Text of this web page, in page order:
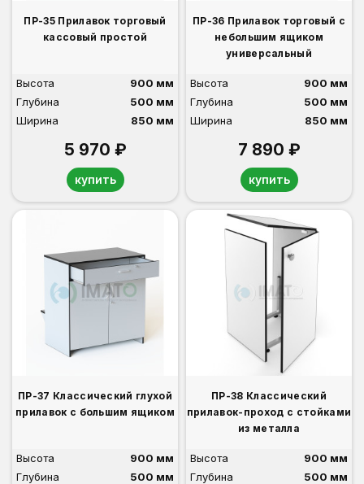
ПР-35 Прилавок торговый
кассовый простой
Высота
900 мм
Глубина
500 мм
Ширина
850 мм
5 970 ₽
купить
ПР-36 Прилавок торговый с
небольшим ящиком
универсальный
Высота
900 мм
Глубина
500 мм
Ширина
850 мм
7 890 ₽
купить
ПР-37 Классический глухой
прилавок с большим ящиком
Высота
900 мм
Глубина
500 мм
ПР-38 Классический
прилавок-проход с стойками
из металла
Высота
900 мм
Глубина
500 мм